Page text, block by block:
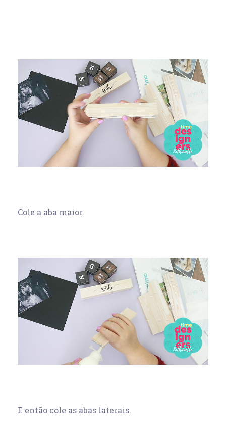
Cole a aba maior.
E então cole as abas laterais.